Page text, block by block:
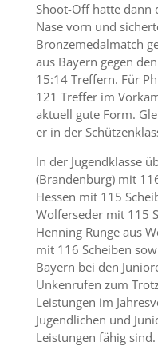
Shoot-Off hatte dann
Nase vorn und
Bronzemedalmatch
aus Bayern gegen
15:14 Treffern. Für
121 Treffer im
aktuell gute Form.
er in der
In der Jugendklasse
(Brandenburg) mit
Hessen mit 115
Wolferseder mit 115
Henning Runge aus
mit 116 Scheiben
Bayern bei den
Unkenrufen zum
Leistungen im
Jugendlichen und
Leistungen fähig